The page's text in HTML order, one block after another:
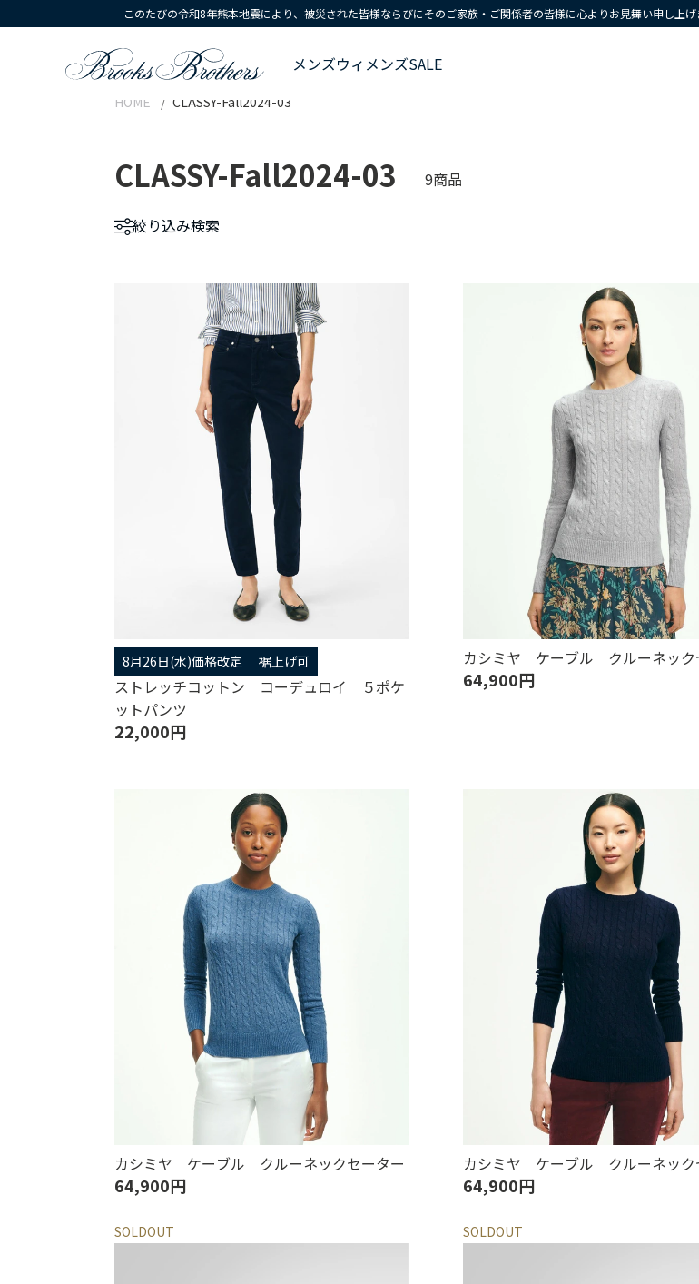
このたびの令和8年熊本地震により、被災された皆様ならびにそのご家族・ご関係者の皆様に心よりお見舞い申し上
メンズウィメンズSALE
HOME CLASSY-Fall2024-03
CLASSY-Fall2024-03 9商品
絞り込み検索
8月26日(水)価格改定 裾上げ可
ストレッチコットン コーデュロイ ５ポケ
ットパンツ
22,000円
カシミヤ ケーブル クルーネック
64,900円
カシミヤ ケーブル クルーネックセーター
64,900円
カシミヤ ケーブル クルーネック
64,900円
SOLDOUT SOLDOUT